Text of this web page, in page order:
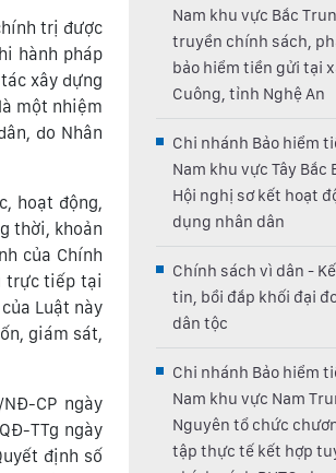
trị được
hành pháp
xây dựng
một nhiệm
do Nhân
hoạt động,
thời, khoản
của Chính
trực tiếp tại
Luật này
giám sát,
CP ngày
TTg ngày
định số
Nam khu vực Bắc
truyền chính sách,
bảo hiểm tiền gửi tại
Cuông, tỉnh Nghệ An
Chi nhánh Bảo hiểm
Nam khu vực Tây Bắc
Hội nghị sơ kết hoạt
dụng nhân dân
Chính sách vì dân -
tin, bồi đắp khối đại
dân tộc
Chi nhánh Bảo hiểm
Nam khu vực Nam
Nguyên tổ chức
tập thực tế kết hợp